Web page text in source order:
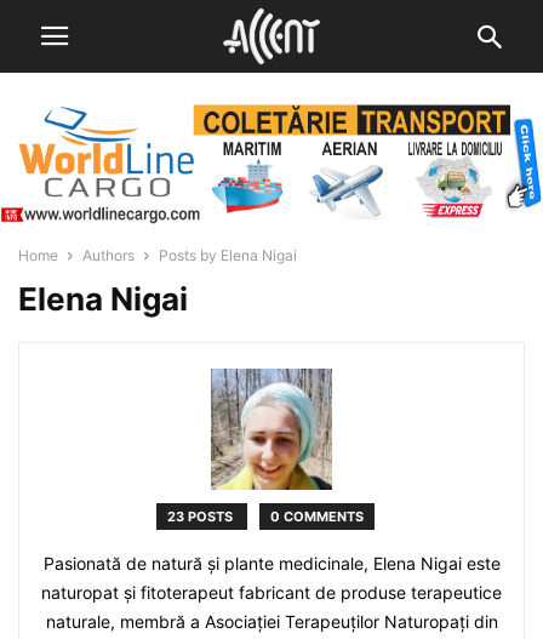
Home Authors Posts by Elena Nigai
Elena Nigai
23 POSTS 0 COMMENTS
Pasionată de natură și plante medicinale, Elena Nigai este
naturopat și fitoterapeut fabricant de produse terapeutice
naturale, membră a Asociației Terapeuților Naturopați din